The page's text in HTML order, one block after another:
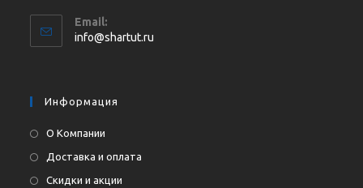
в
вашем
Email:
info@shartut.ru
Информация
О Компании
Доставка и оплата
Скидки и акции